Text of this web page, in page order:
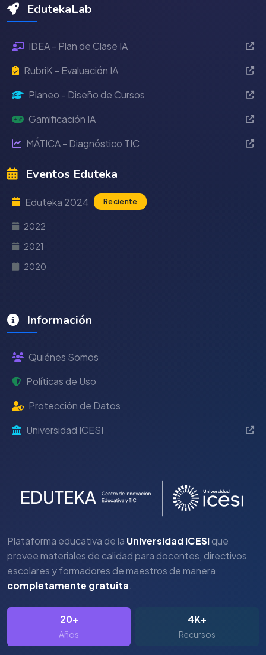
EdutekaLab
IDEA - Plan de Clase IA
RubriK - Evaluación IA
Planeo - Diseño de Cursos
Gamificación IA
MÁTICA - Diagnóstico TIC
Eventos Eduteka
Eduteka 2024 Reciente
2022
2021
2020
Información
Quiénes Somos
Políticas de Uso
Protección de Datos
Universidad ICESI
Plataforma educativa de la Universidad ICESIque
provee materiales de calidad para docentes, directivos
escolares y formadores de maestros de manera
completamente gratuita.
20+
Años
4K+
Recursos